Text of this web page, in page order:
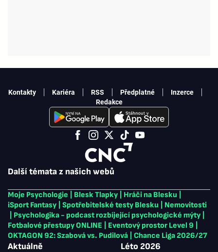
Další témata z našich webů
Moje Psychologie Blesk Tlapky Hráči na Blesku
iSport Fantasy
Spotřebitelské testy Blesku
Nemovitosti
Psychologika - podcast rozbíjející psychologické mýty
Fotbalové přestupy ONLINE
Eventový prostor Level 9
OKTAGON 92: Szabová vs. Pudilová
Chance Liga 2026/27
Aktuálně Léto 2026
Kontakty Kariéra RSS Předplatné
Inzerce
Redakce